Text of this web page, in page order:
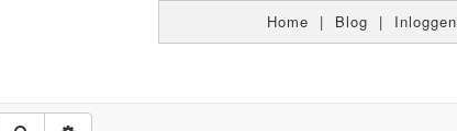
Home | Blog | Inloggen